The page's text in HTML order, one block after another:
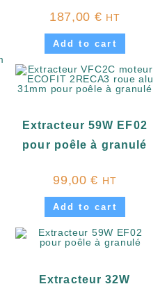
187,00 € HT
Add to cart
Extracteur 59W EF02
pour poêle à granulé
99,00€ HT
Add to cart
Extracteur 32W